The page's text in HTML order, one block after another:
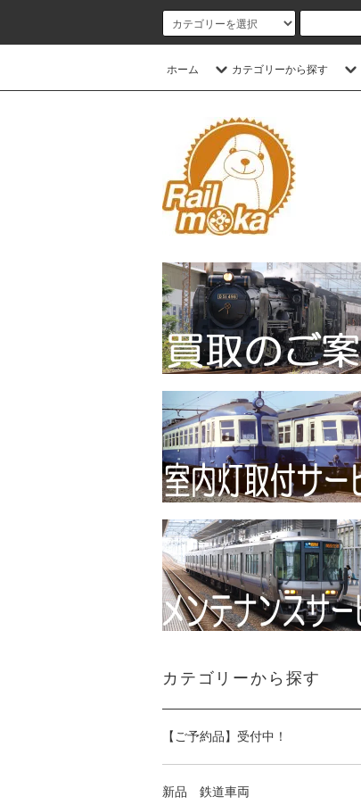
ホーム カテゴリーから探す
カテゴリーから探す
【ご予約品】受付中！
新品 鉄道車両